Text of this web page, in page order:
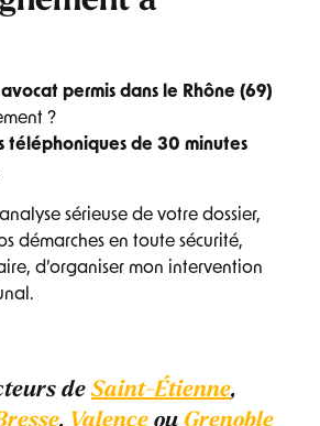
avocat permis dans le Rhône (69)
?
téléphoniques de 30 minutes
sérieuse de votre dossier,
démarches en toute sécurité,
d’organiser mon intervention
deSaint-Étienne,
, Valence ou Grenoble